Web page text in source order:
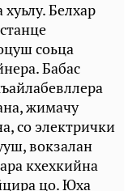
Белхар
соьца
Бабас
жимачу
со электрички
вокзалан
кхехкийна
цо. Юха